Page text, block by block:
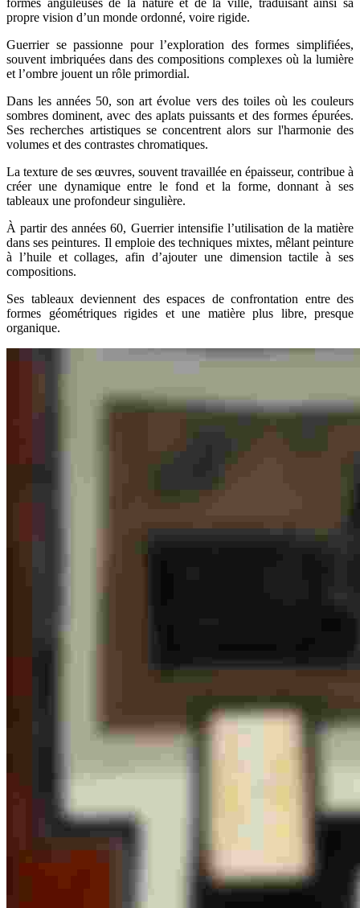
formes anguleuses de la nature et de la ville, traduisant ainsi sa
propre vision d’un monde ordonné, voire rigide.
Guerrier se passionne pour l’exploration des formes simplifiées,
souvent imbriquées dans des compositions complexes où la lumière
et l’ombre jouent un rôle primordial.
Dans les années 50, son art évolue vers des toiles où les couleurs
sombres dominent, avec des aplats puissants et des formes épurées.
Ses recherches artistiques se concentrent alors sur l'harmonie des
volumes et des contrastes chromatiques.
La texture de ses œuvres, souvent travaillée en épaisseur, contribue à
créer une dynamique entre le fond et la forme, donnant à ses
tableaux une profondeur singulière.
À partir des années 60, Guerrier intensifie l’utilisation de la matière
dans ses peintures. Il emploie des techniques mixtes, mêlant peinture
à l’huile et collages, afin d’ajouter une dimension tactile à ses
compositions.
Ses tableaux deviennent des espaces de confrontation entre des
formes géométriques rigides et une matière plus libre, presque
organique.